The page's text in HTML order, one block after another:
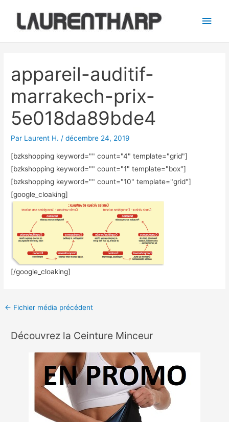
contenu
appareil-auditif-
marrakech-prix-
5e018da89bde4
Par Laurent H. /décembre 24, 2019
[bzkshopping keyword="" count="4" template="grid"]
[bzkshopping keyword="" count="1" template="box"]
[bzkshopping keyword="" count="10" template="grid"]
[google_cloaking]
[/google_cloaking]
articles
← Fichier média précédent
Découvrez la Ceinture Minceur